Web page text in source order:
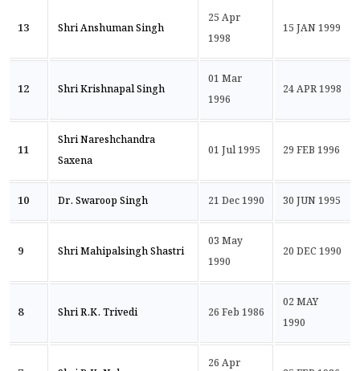
13 Shri Anshuman Singh
25 Apr
1998
15 JAN 1999
12 Shri Krishnapal Singh
01 Mar
1996
24 APR 1998
11
Shri Nareshchandra
Saxena
01 Jul 1995 29 FEB 1996
10 Dr. Swaroop Singh 21 Dec 1990 30 JUN 1995
9 Shri Mahipalsingh Shastri
03 May
1990
20 DEC 1990
8 Shri R.K. Trivedi 26 Feb 1986
02 MAY
1990
26 Apr